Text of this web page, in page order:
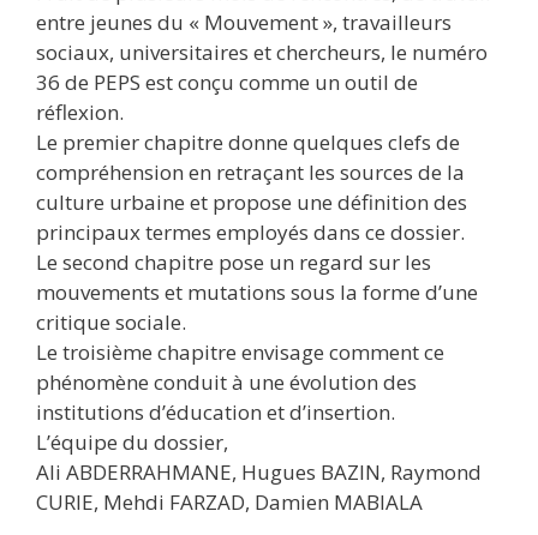
entre jeunes du « Mouvement », travailleurs
sociaux, universitaires et chercheurs, le numéro
36 de PEPS est conçu comme un outil de
réflexion.
Le premier chapitre donne quelques clefs de
compréhension en retraçant les sources de la
culture urbaine et propose une définition des
principaux termes employés dans ce dossier.
Le second chapitre pose un regard sur les
mouvements et mutations sous la forme d’une
critique sociale.
Le troisième chapitre envisage comment ce
phénomène conduit à une évolution des
institutions d’éducation et d’insertion.
L’équipe du dossier,
Ali ABDERRAHMANE, Hugues BAZIN, Raymond
CURIE, Mehdi FARZAD, Damien MABIALA